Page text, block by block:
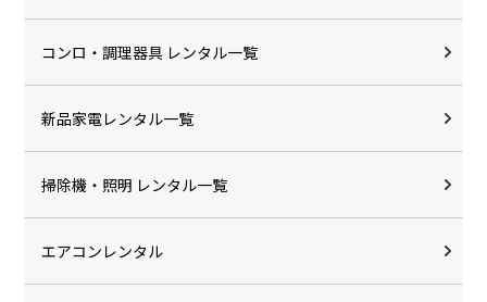
コンロ・調理器具 レンタル一覧
新品家電レンタル一覧
掃除機・照明 レンタル一覧
エアコンレンタル